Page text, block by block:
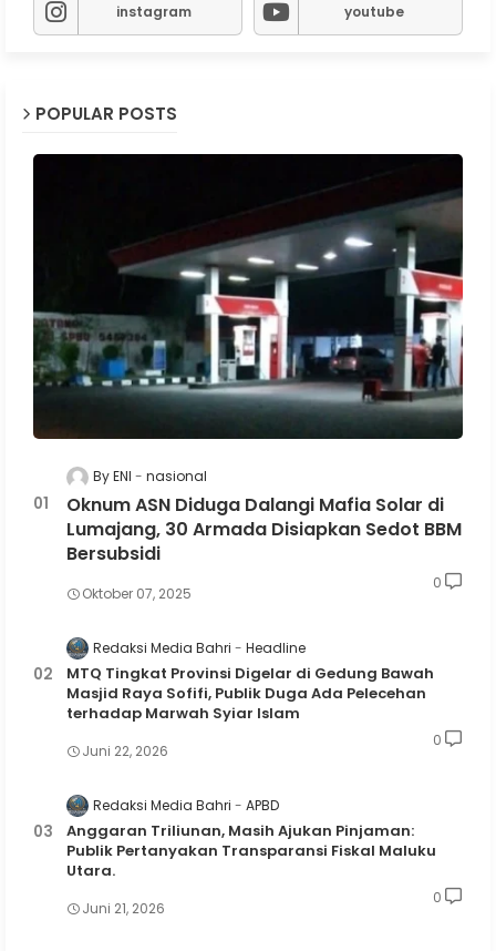
instagram youtube
POPULAR POSTS
By ENI nasional
Oknum ASN Diduga Dalangi Mafia Solar di
Lumajang, 30 Armada Disiapkan Sedot BBM
Bersubsidi
Oktober 07, 2025
0
Redaksi Media Bahri Headline
MTQ Tingkat Provinsi Digelar di Gedung Bawah
Masjid Raya Sofifi, Publik Duga Ada Pelecehan
terhadap Marwah Syiar Islam
Juni 22, 2026
0
Redaksi Media Bahri APBD
Anggaran Triliunan, Masih Ajukan Pinjaman:
Publik Pertanyakan Transparansi Fiskal Maluku
Utara.
Juni 21, 2026
0